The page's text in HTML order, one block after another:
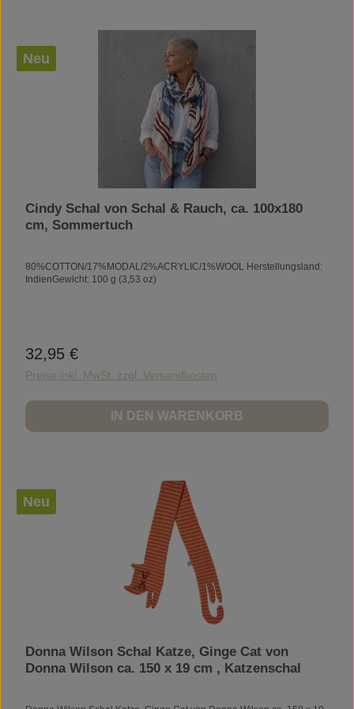
Neu
Cindy Schal von Schal & Rauch, ca. 100x180
cm, Sommertuch
80%COTTON/17%MODAL/2%ACRYLIC/1%WOOL Herstellungsland:
IndienGewicht: 100 g (3,53 oz)
Regulärer Preis:
32,95 €
Preise inkl. MwSt. zzgl. Versandkosten
IN DEN WARENKORB
Neu
Donna Wilson Schal Katze, Ginge Cat von
Donna Wilson ca. 150 x 19 cm , Katzenschal